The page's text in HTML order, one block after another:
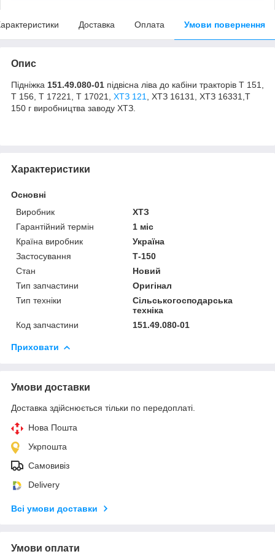
Доставка Оплата Умови повернення
Опис
Підніжка 151.49.080-01 підвісна ліва до кабіни тракторів Т 151,
Т 156, Т 17221, Т 17021, ХТЗ 121
, ХТЗ 16131, ХТЗ 16331,Т
150 г виробництва заводу ХТЗ.
Характеристики
Основні
Виробник
ХТЗ
Гарантійний термін
1 міс
Країна виробник
Україна
Застосування
Т-150
Стан
Новий
Тип запчастини
Оригінал
Тип техніки
Сільськогосподарська
техніка
Код запчастини
151.49.080-01
Приховати
Умови доставки
Доставка здійснюється тільки по передоплаті.
Нова Пошта
Укрпошта
Самовивіз
Delivery
Всі умови доставки
Умови оплати